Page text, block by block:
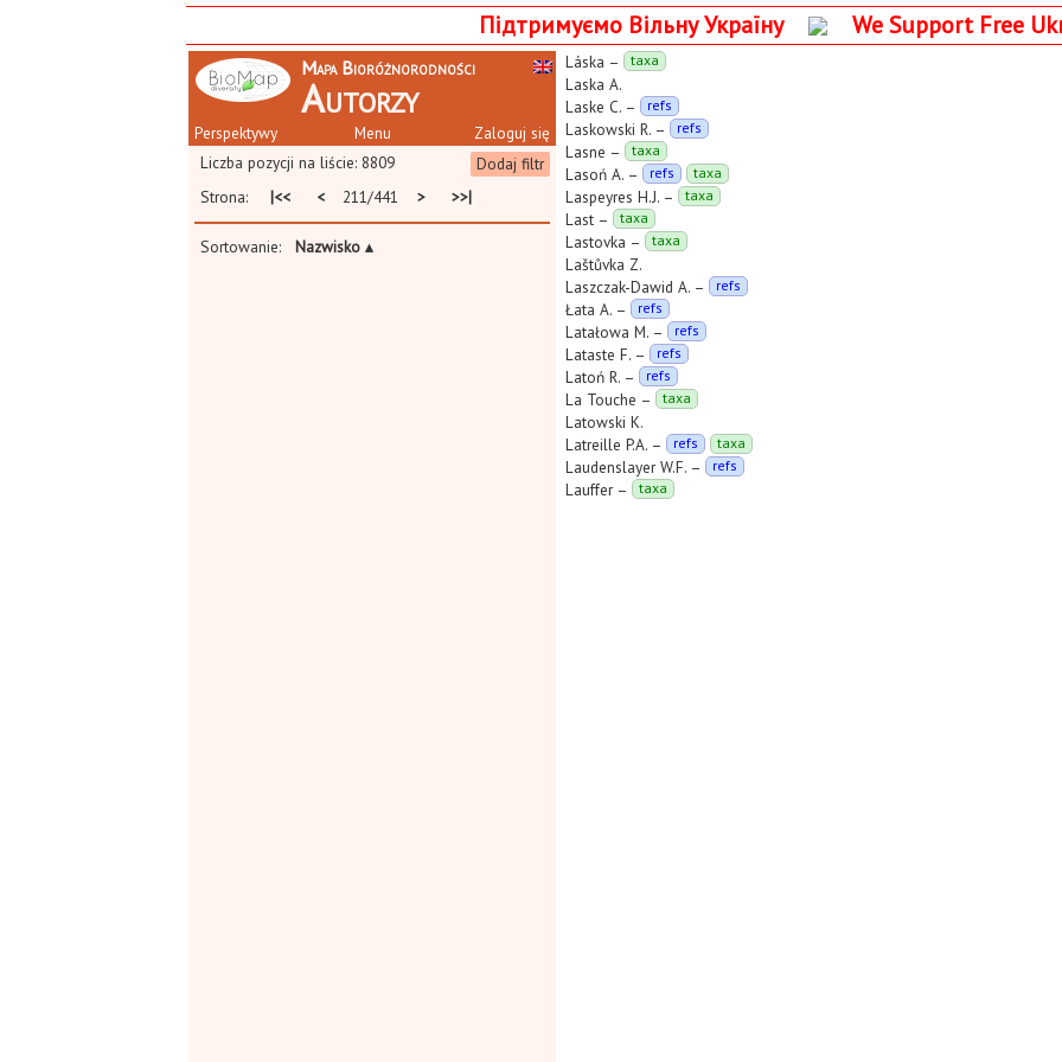
Підтримуємо Вільну Україну We Support Free
Mapa Bioróżnorodności
Autorzy
Perspektywy Zaloguj się
Menu
Dodaj filtr
Liczba pozycji na liście: 8809
Strona:
|<< < 211/441 > >>|
Sortowanie: Nazwisko ▴
Láska – taxa
Laska A.
Laske C. – refs
Laskowski R. – refs
Lasne – taxa
Lasoń A. – refs taxa
Laspeyres H.J. – taxa
Last – taxa
Lastovka – taxa
Laštůvka Z.
Laszczak-Dawid A. – refs
Łata A. – refs
Latałowa M. – refs
Lataste F. – refs
Latoń R. – refs
La Touche – taxa
Latowski K.
Latreille P.A. – refs taxa
Laudenslayer W.F. – refs
Lauffer – taxa